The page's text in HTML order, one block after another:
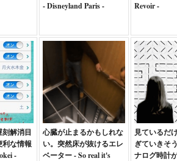
- Disneyland Paris -
Revoir -
解消目
な情報
-
心臓が止まるかもしれな
い。突然床が抜けるエレ
ベーター - So real it's
見ているだ
ぎていきそ
ナログ時計